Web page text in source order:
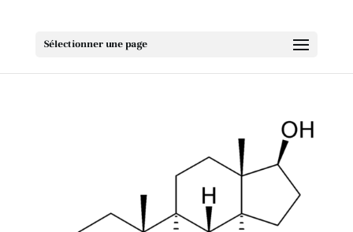
Sélectionner une page